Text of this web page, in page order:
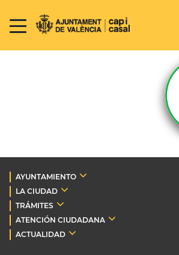
AYUNTAMIENTO
LA CIUDAD
TRÁMITES
ATENCIÓN CIUDADANA
ACTUALIDAD